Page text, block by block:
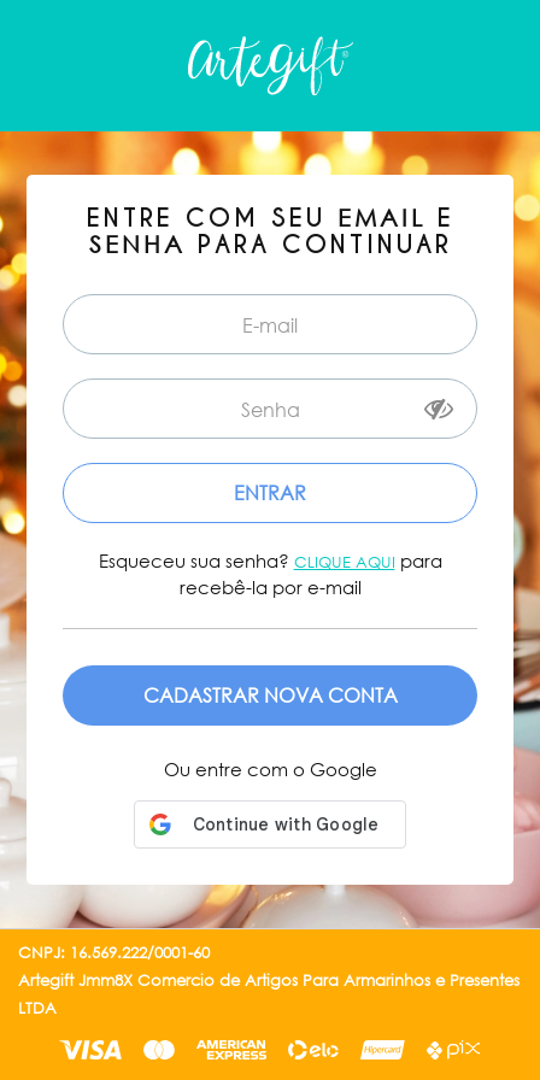
ENTRE COM SEU EMAIL E
SENHA PARA CONTINUAR
ENTRAR
Esqueceu sua senha? CLIQUE AQUI para
recebê-la por e-mail
ENVIAR
Ou entre com o Google
CNPJ: 16.569.222/0001-60
Artegift Jmm8X Comercio de Artigos Para Armarinhos e Presentes
LTDA